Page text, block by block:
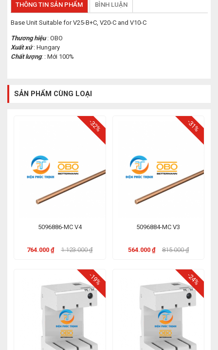
THÔNG TIN SẢN PHẨM BÌNH LUẬN
Base Unit Suitable for V25-B+C, V20-C and V10-C
Thương hiệu: OBO
Xuất xứ: Hungary
Chất lượng: : Mới 100%
SẢN PHẨM CÙNG LOẠI
-32%
5096886-MC V4
764.000 ₫ 1.123.000 ₫
-31%
5096884-MC V3
564.000 ₫ 815.000 ₫
-19% -24%